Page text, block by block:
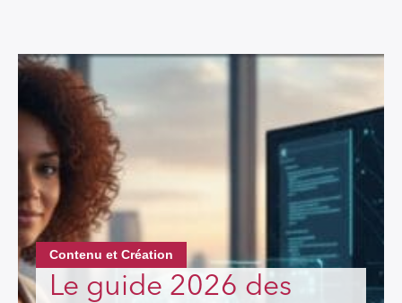
Contenu et Création
Le guide 2026 des